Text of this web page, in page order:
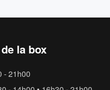
la box
- 21h00